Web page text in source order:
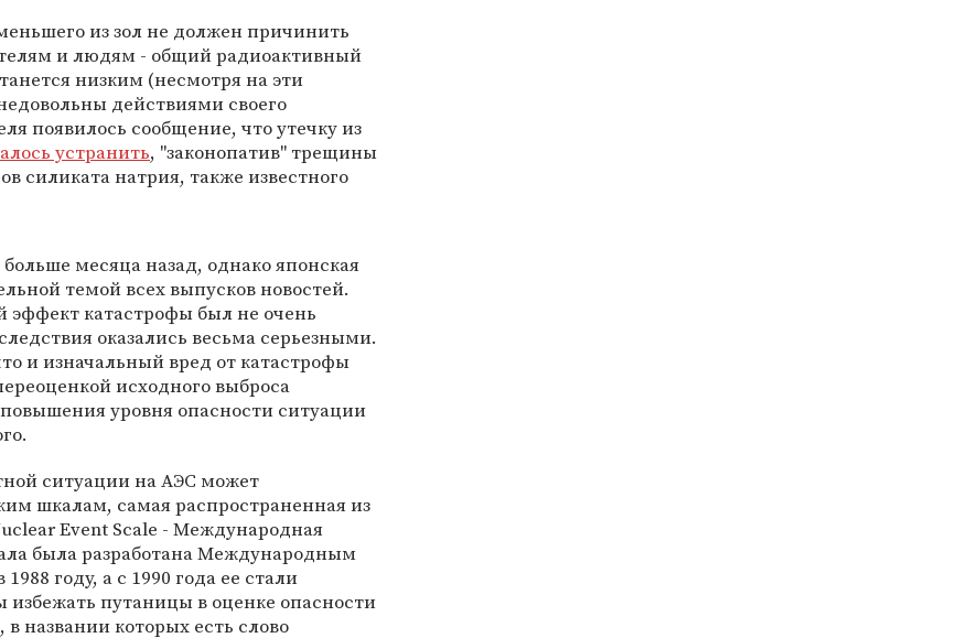
из зол не должен причинить
и людям - общий радиоактивный
низким (несмотря на эти
действиями своего
появилось сообщение, что утечку из
устранить, "законопатив" трещины
силиката натрия, также известного
месяца назад, однако японская
темой всех выпусков новостей.
катастрофы был не очень
оказались весьма серьезными.
и изначальный вред от катастрофы
исходного выброса
уровня опасности ситуации
ситуации на АЭС может
шкалам, самая распространенная из
Event Scale - Международная
была разработана Международным
году, а с 1990 года ее стали
избежать путаницы в оценке опасности
названии которых есть слово